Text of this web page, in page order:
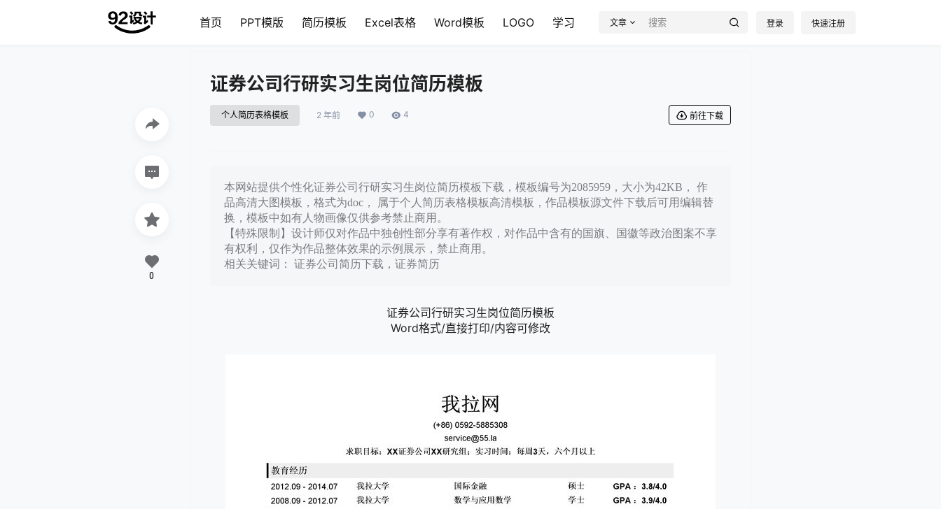
首页 PPT模版 简历模板 Excel表格 Word模板 LOGO 学习 文章 登录 快速注册
证券公司行研实习生岗位简历模板
个人简历表格模板 2 年前 0 4 前往下载
本网站提供个性化证券公司行研实习生岗位简历模板下载，模板编号为2085959，大小为42KB， 作
品高清大图模板，格式为doc， 属于个人简历表格模板高清模板，作品模板源文件下载后可用编辑替
换，模板中如有人物画像仅供参考禁止商用。
【特殊限制】设计师仅对作品中独创性部分享有著作权，对作品中含有的国旗、国徽等政治图案不享
有权利，仅作为作品整体效果的示例展示，禁止商用。
相关关键词： 证券公司简历下载，证券简历
证券公司行研实习生岗位简历模板
Word格式/直接打印/内容可修改
0